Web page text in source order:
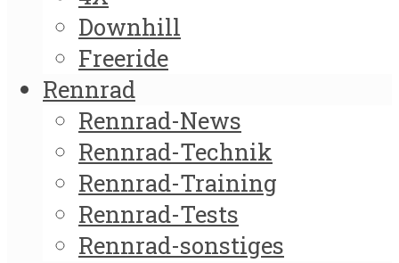
Downhill
Freeride
Rennrad
Rennrad-News
Rennrad-Technik
Rennrad-Training
Rennrad-Tests
Rennrad-sonstiges